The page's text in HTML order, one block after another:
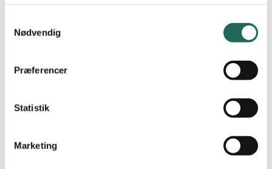
Nødvendig
Præferencer
Statistik
Marketing
Husk: Er din skoleMedlem+får I 15 % rabat på Legepatruljehæftet.
Features